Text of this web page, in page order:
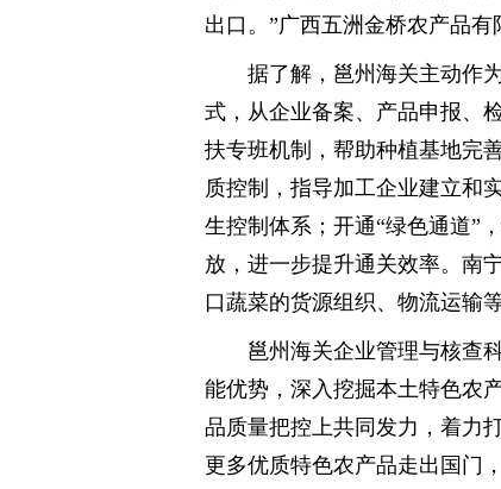
出口。”广西五洲金桥农产品有
据了解，邕州海关主动作
式，从企业备案、产品申报、
扶专班机制，帮助种植基地完
质控制，指导加工企业建立和
生控制体系；开通“绿色通道”
放，进一步提升通关效率。南
口蔬菜的货源组织、物流运输
邕州海关企业管理与核查
能优势，深入挖掘本土特色农
品质量把控上共同发力，着力
更多优质特色农产品走出国门